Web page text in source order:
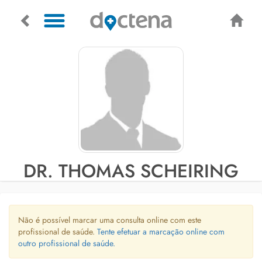
DR. THOMAS SCHEIRING
Não é possível marcar uma consulta online com este
profissional de saúde. Tente efetuar a marcação online com
outro profissional de saúde.